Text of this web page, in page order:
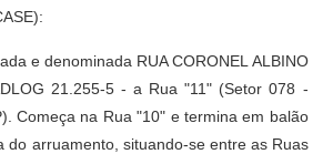
e denominada RUA CORONEL ALBINO
21.255-5 - a Rua "11" (Setor 078 -
Começa na Rua "10" e termina em balão
do arruamento, situando-se entre as Ruas